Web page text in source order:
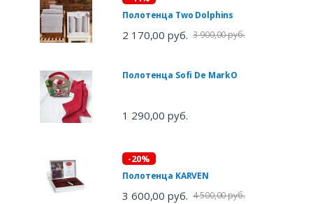
Полотенца Two Dolphins
2 170,00 руб. 3 900,00 руб.
Полотенца Sofi De MarkO
1 290,00 руб.
-20%
Полотенца KARVEN
3 600,00 руб. 4 500,00 руб.